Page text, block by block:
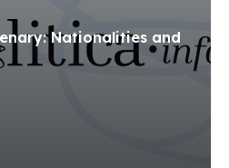
Nationalities and